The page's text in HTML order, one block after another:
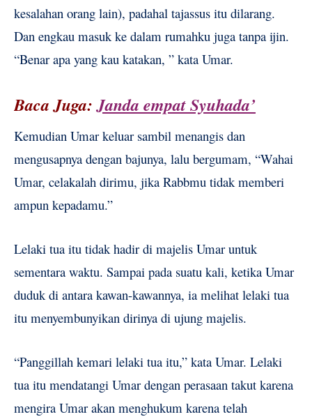
kesalahan orang lain), padahal tajassus itu dilarang.
Dan engkau masuk ke dalam rumahku juga tanpa ijin.
“Benar apa yang kau katakan, ” kata Umar.
Baca Juga:Janda empat Syuhada’
Kemudian Umar keluar sambil menangis dan
mengusapnya dengan bajunya, lalu bergumam, “Wahai
Umar, celakalah dirimu, jika Rabbmu tidak memberi
ampun kepadamu.”
Lelaki tua itu tidak hadir di majelis Umar untuk
sementara waktu. Sampai pada suatu kali, ketika Umar
duduk di antara kawan-kawannya, ia melihat lelaki tua
itu menyembunyikan dirinya di ujung majelis.
“Panggillah kemari lelaki tua itu,” kata Umar. Lelaki
tua itu mendatangi Umar dengan perasaan takut karena
mengira Umar akan menghukum karena telah